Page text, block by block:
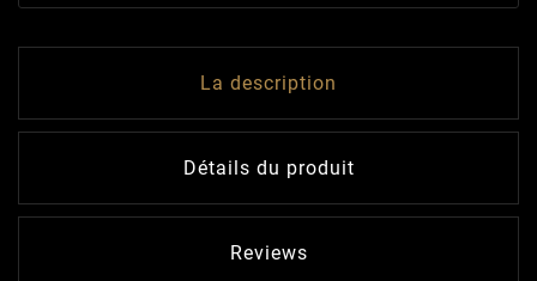
La description
Détails du produit
Reviews